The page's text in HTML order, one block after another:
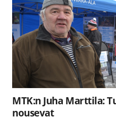
MTK:n Juha Marttila:
nousevat